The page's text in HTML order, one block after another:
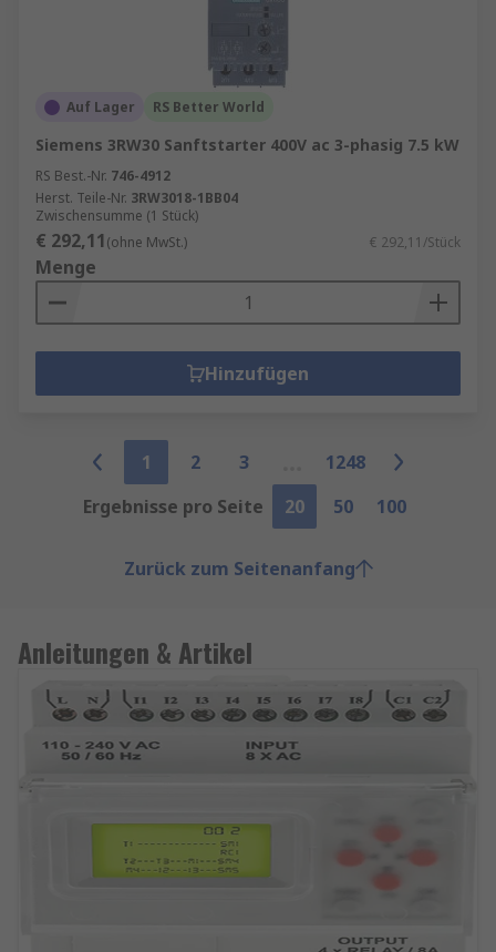
Auf Lager RS Better World
Siemens 3RW30 Sanftstarter 400V ac 3-phasig 7.5 kW
RS Best.-Nr. 746-4912
Herst. Teile-Nr. 3RW3018-1BB04
Zwischensumme (1 Stück)
€ 292,11(ohne MwSt.) € 292,11/Stück
Menge
Hinzufügen
1 2 3
1248
Ergebnisse pro Seite
20 50 100
Zurück zum Seitenanfang
Anleitungen & Artikel